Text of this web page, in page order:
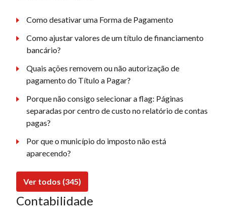
Como desativar uma Forma de Pagamento
Como ajustar valores de um título de financiamento
bancário?
Quais ações removem ou não autorização de
pagamento do Título a Pagar?
Porque não consigo selecionar a flag: Páginas
separadas por centro de custo no relatório de contas
pagas?
Por que o município do imposto não está
aparecendo?
Ver todos (345)
Contabilidade